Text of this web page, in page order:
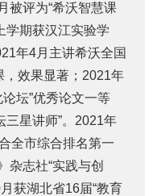
被评为“希沃智慧课
学期获汉江实验学
年4月主讲希沃全国
，效果显著；2021年
坛”优秀论文一等
三星讲师”。2021年
全市综合排名第一
杂志社“实践与创
获湖北省16届“教育